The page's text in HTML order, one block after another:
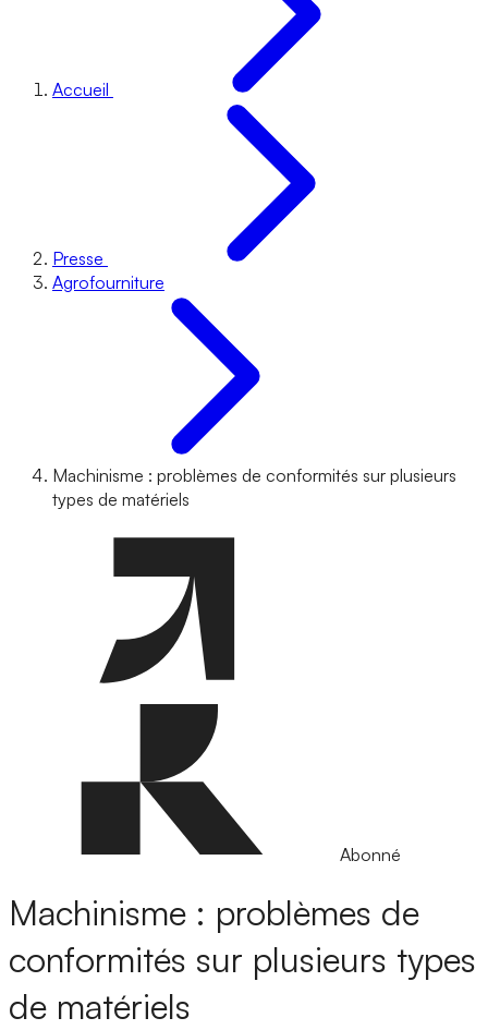
Accueil
Presse
Agrofourniture
Machinisme : problèmes de conformités sur plusieurs
types de matériels
Abonné
Machinisme : problèmes de
conformités sur plusieurs types
de matériels